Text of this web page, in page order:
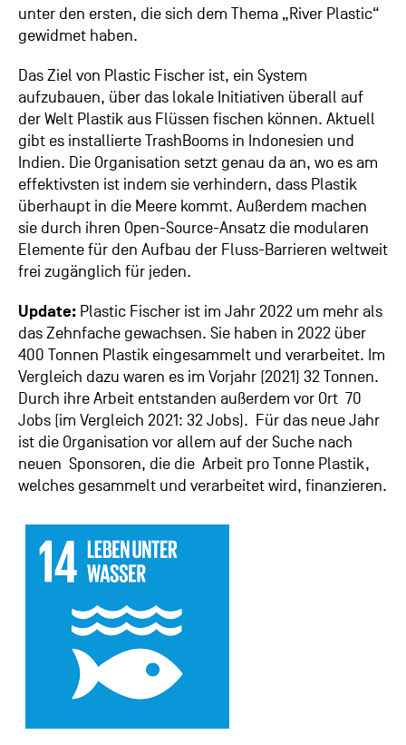
unter den ersten, die sich dem Thema „River Plastic“
gewidmet haben.
Das Ziel von Plastic Fischer ist, ein System
aufzubauen, über das lokale Initiativen überall auf
der Welt Plastik aus Flüssen fischen können. Aktuell
gibt es installierte TrashBooms in Indonesien und
Indien. Die Organisation setzt genau da an, wo es am
effektivsten ist indem sie verhindern, dass Plastik
überhaupt in die Meere kommt. Außerdem machen
sie durch ihren Open-Source-Ansatz die modularen
Elemente für den Aufbau der Fluss-Barrieren weltweit
frei zugänglich für jeden.
Update:Plastic Fischer ist im Jahr 2022 um mehr als
das Zehnfache gewachsen. Sie haben in 2022 über
400 Tonnen Plastik eingesammelt und verarbeitet. Im
Vergleich dazu waren es im Vorjahr (2021) 32 Tonnen.
Durch ihre Arbeit entstanden außerdem vor Ort 70
Jobs (im Vergleich 2021: 32 Jobs). Für das neue Jahr
ist die Organisation vor allem auf der Suche nach
neuen Sponsoren, die die Arbeit pro Tonne Plastik,
welches gesammelt und verarbeitet wird, finanzieren.